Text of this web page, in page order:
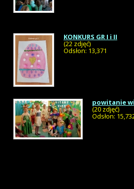
KONKURS GR I i II
(22 zdjęć)
Odsłon: 13,371
powitanie
(20 zdjęć)
Odsłon: